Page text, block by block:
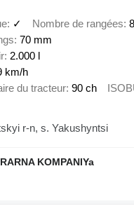
✓ Nombre de rangées 8
70 mm
2.000 l
km/h
du tracteur 90 ch
r-n, s. Yakushyntsi
KOMPANIYa